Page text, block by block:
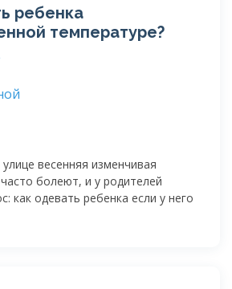
ребенка
температуре?
весенняя изменчивая
болеют, и у родителей
как одевать ребенка если у него